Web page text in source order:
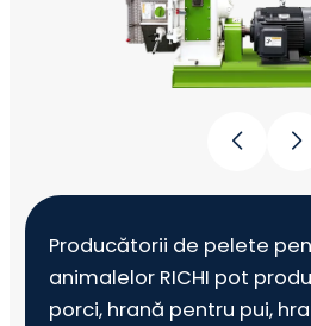
Producătorii de pelete
animalelor RICHI pot
porci, hrană pentru pui,